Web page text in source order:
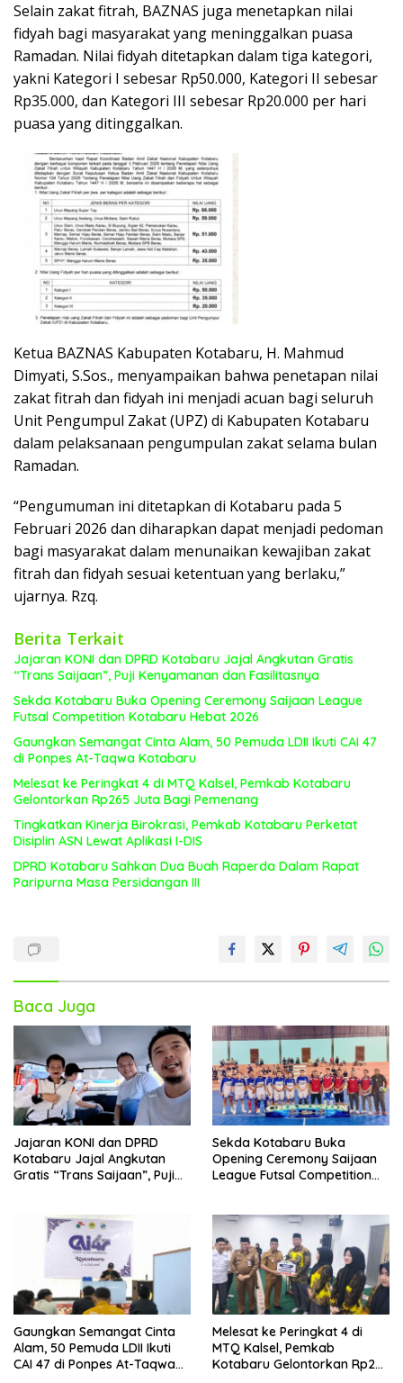
Selain zakat fitrah, BAZNAS juga menetapkan nilai
fidyah bagi masyarakat yang meninggalkan puasa
Ramadan. Nilai fidyah ditetapkan dalam tiga kategori,
yakni Kategori I sebesar Rp50.000, Kategori II sebesar
Rp35.000, dan Kategori III sebesar Rp20.000 per hari
puasa yang ditinggalkan.
Ketua BAZNAS Kabupaten Kotabaru, H. Mahmud
Dimyati, S.Sos., menyampaikan bahwa penetapan nilai
zakat fitrah dan fidyah ini menjadi acuan bagi seluruh
Unit Pengumpul Zakat (UPZ) di Kabupaten Kotabaru
dalam pelaksanaan pengumpulan zakat selama bulan
Ramadan.
“Pengumuman ini ditetapkan di Kotabaru pada 5
Februari 2026 dan diharapkan dapat menjadi pedoman
bagi masyarakat dalam menunaikan kewajiban zakat
fitrah dan fidyah sesuai ketentuan yang berlaku,”
ujarnya. Rzq.
Berita Terkait
Jajaran KONI dan DPRD Kotabaru Jajal Angkutan Gratis
“Trans Saijaan”, Puji Kenyamanan dan Fasilitasnya
Sekda Kotabaru Buka Opening Ceremony Saijaan League
Futsal Competition Kotabaru Hebat 2026
Gaungkan Semangat Cinta Alam, 50 Pemuda LDII Ikuti CAI 47
di Ponpes At-Taqwa Kotabaru
Melesat ke Peringkat 4 di MTQ Kalsel, Pemkab Kotabaru
Gelontorkan Rp265 Juta Bagi Pemenang
Tingkatkan Kinerja Birokrasi, Pemkab Kotabaru Perketat
Disiplin ASN Lewat Aplikasi I-DIS
DPRD Kotabaru Sahkan Dua Buah Raperda Dalam Rapat
Paripurna Masa Persidangan III
Baca Juga
Jajaran KONI dan DPRD
Kotabaru Jajal Angkutan
Gratis “Trans Saijaan”, Puji
Sekda Kotabaru Buka
Opening Ceremony Saijaan
League Futsal Competition
Gaungkan Semangat Cinta
Alam, 50 Pemuda LDII Ikuti
CAI 47 di Ponpes At-Taqwa
Melesat ke Peringkat 4 di
MTQ Kalsel, Pemkab
Kotabaru Gelontorkan Rp265